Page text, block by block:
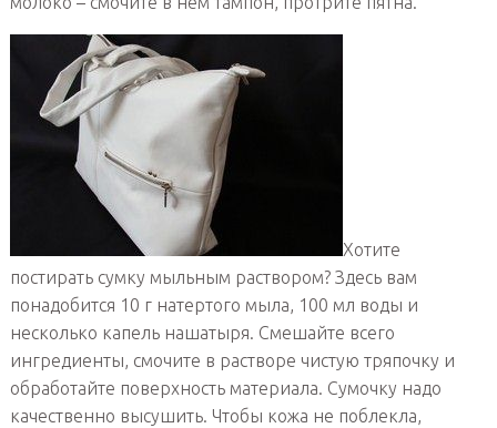
Хотите
постирать сумку мыльным раствором? Здесь вам
понадобится 10 г натертого мыла, 100 мл воды и
несколько капель нашатыря. Смешайте всего
ингредиенты, смочите в растворе чистую тряпочку и
обработайте поверхность материала. Сумочку надо
качественно высушить. Чтобы кожа не поблекла,